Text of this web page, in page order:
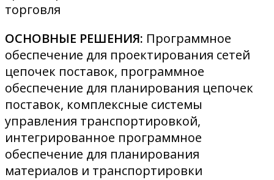
торговля
ОСНОВНЫЕ РЕШЕНИЯ: Программное
обеспечение для проектирования сетей
цепочек поставок, программное
обеспечение для планирования цепочек
поставок, комплексные системы
управления транспортировкой,
интегрированное программное
обеспечение для планирования
материалов и транспортировки